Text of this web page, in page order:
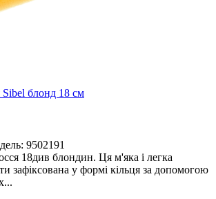
Sibel блонд 18 см
9502191
18див блондин. Ця м'яка і легка
зафіксована у формі кільця за допомогою